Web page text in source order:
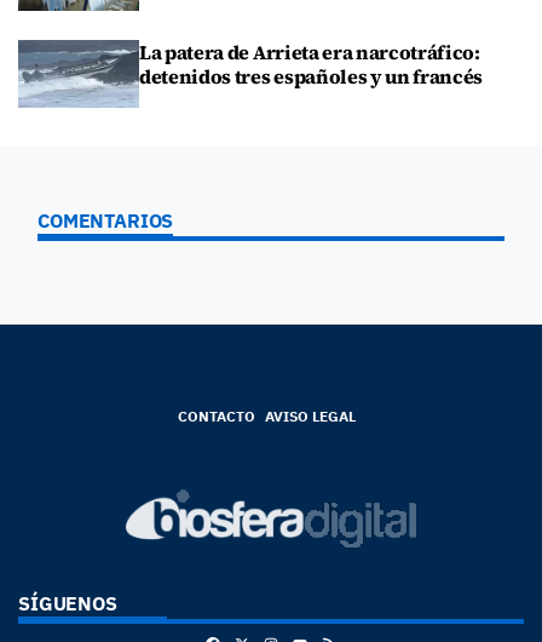
La patera de Arrieta era narcotráfico:
detenidos tres españoles y un francés
COMENTARIOS
CONTACTO AVISO LEGAL
SÍGUENOS